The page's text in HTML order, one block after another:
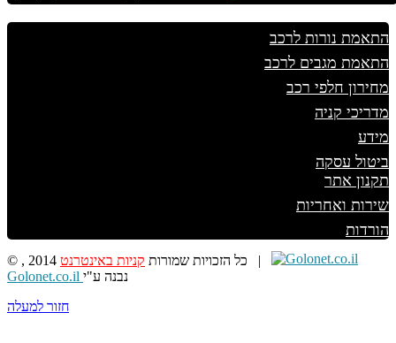
התאמת נורות לרכב
התאמת מגבים לרכב
מחירון חלפי רכב
מדריכי קניה
מידע
ביטול עסקה
תקנון אתר
שירות ואחריות
הורדות
© , 2014 כל הזכויות שמורות קניות באינטרנט
|
Golonet.co.il נבנה ע"י
חזור למעלה